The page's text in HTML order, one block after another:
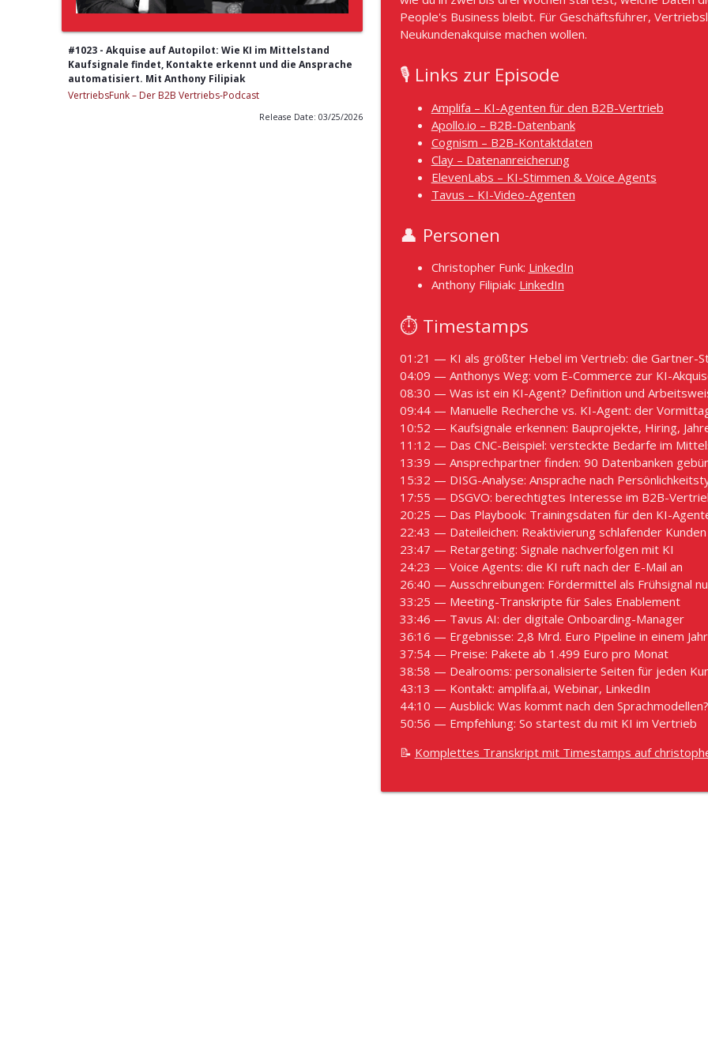
#1023 - Akquise auf Autopilot: Wie KI im Mittelstand
Kaufsignale findet, Kontakte erkennt und die Ansprache
automatisiert. Mit Anthony Filipiak
VertriebsFunk – Der B2B Vertriebs-Podcast
Release Date: 03/25/2026
#1039 - Warum Angebote im Vertrieb wirklich
Dietmar Schneider
VertriebsFunk – Der B2B Vertriebs-Podcast
#1037 - Das Trainingsgeheimnis von Elite-Sales-
automatisch besser
VertriebsFunk – Der B2B Vertriebs-Podcast
Fördermittel-Experte Markus Milz
VertriebsFunk – Der B2B Vertriebs-Podcast
VertriebsFunk – Der B2B Vertriebs-Podcast
#1034 - Florett statt Säbel: Moderner Solution
VertriebsFunk – Der B2B Vertriebs-Podcast
#1033 - Vom Würfeln zur Wissenschaft: Weniger
Recruiting-Prozess
VertriebsFunk – Der B2B Vertriebs-Podcast
People's Business bleibt. Für Geschäftsführer,
Neukundenakquise machen wollen.
🎙️ Links zur Episode
Amplifa – KI-Agenten für den B2B-Vertrieb
Apollo.io – B2B-Datenbank
Cognism – B2B-Kontaktdaten
Clay – Datenanreicherung
ElevenLabs – KI-Stimmen & Voice Agents
Tavus – KI-Video-Agenten
👤 Personen
Christopher Funk: LinkedIn
Anthony Filipiak: LinkedIn
⏱️ Timestamps
01:21 — KI als größter Hebel im Vertrieb: die Gartner-
04:09 — Anthonys Weg: vom E-Commerce zur KI-
08:30 — Was ist ein KI-Agent? Definition und
09:44 — Manuelle Recherche vs. KI-Agent: der
10:52 — Kaufsignale erkennen: Bauprojekte, Hiring,
11:12 — Das CNC-Beispiel: versteckte Bedarfe im
13:39 — Ansprechpartner finden: 90 Datenbanken
15:32 — DISG-Analyse: Ansprache nach
17:55 — DSGVO: berechtigtes Interesse im B2B-
20:25 — Das Playbook: Trainingsdaten für den KI-
22:43 — Dateileichen: Reaktivierung schlafender Kunden
23:47 — Retargeting: Signale nachverfolgen mit KI
24:23 — Voice Agents: die KI ruft nach der E-Mail an
26:40 — Ausschreibungen: Fördermittel als Frühsignal
33:25 — Meeting-Transkripte für Sales Enablement
33:46 — Tavus AI: der digitale Onboarding-Manager
36:16 — Ergebnisse: 2,8 Mrd. Euro Pipeline in einem Jahr
37:54 — Preise: Pakete ab 1.499 Euro pro Monat
38:58 — Dealrooms: personalisierte Seiten für jeden
43:13 — Kontakt: amplifa.ai, Webinar, LinkedIn
44:10 — Ausblick: Was kommt nach den Sprachmodellen?
50:56 — Empfehlung: So startest du mit KI im Vertrieb
📝 Komplettes Transkript mit Timestamps auf